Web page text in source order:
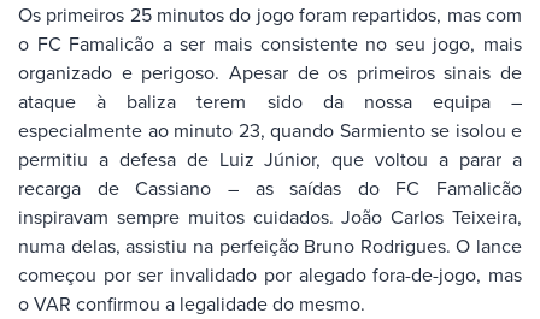
Os primeiros 25 minutos do jogo foram repartidos, mas com
o FC Famalicão a ser mais consistente no seu jogo, mais
organizado e perigoso. Apesar de os primeiros sinais de
ataque à baliza terem sido da nossa equipa –
especialmente ao minuto 23, quando Sarmiento se isolou e
permitiu a defesa de Luiz Júnior, que voltou a parar a
recarga de Cassiano – as saídas do FC Famalicão
inspiravam sempre muitos cuidados. João Carlos Teixeira,
numa delas, assistiu na perfeição Bruno Rodrigues. O lance
começou por ser invalidado por alegado fora-de-jogo, mas
o VAR confirmou a legalidade do mesmo.